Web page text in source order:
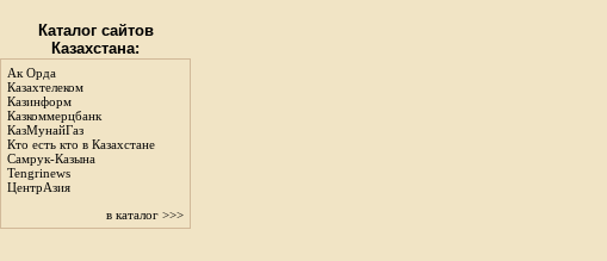
Каталог сайтов
Казахстана:
Ак Орда
Казахтелеком
Казинформ
Казкоммерцбанк
КазМунайГаз
Кто есть кто в Казахстане
Самрук-Казына
Tengrinews
ЦентрАзия
в каталог >>>